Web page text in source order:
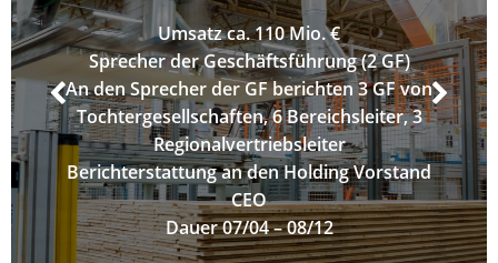
Umsatz ca. 110 Mio.€
Sprecher der Geschäftsführung (2 GF)
An den Sprecher der GF berichten 3 GF von
Tochtergesellschaften, 6 Bereichsleiter, 3
Regionalvertriebsleiter
Berichterstattung an den Holding Vorstand
CEO
Dauer 07/04 – 08/12